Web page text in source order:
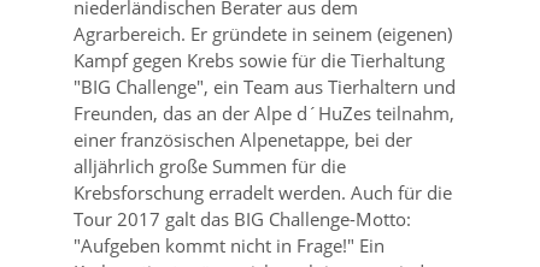
niederländischen Berater aus dem
Agrarbereich. Er gründete in seinem (eigenen)
Kampf gegen Krebs sowie für die Tierhaltung
BIG Challenge , ein Team aus Tierhaltern und
Freunden, das an der Alpe d´HuZes teilnahm,
einer französischen Alpenetappe, bei der
alljährlich große Summen für die
Krebsforschung erradelt werden. Auch für die
Tour 2017 galt das BIG Challenge-Motto:
Aufgeben kommt nicht in Frage! Ein